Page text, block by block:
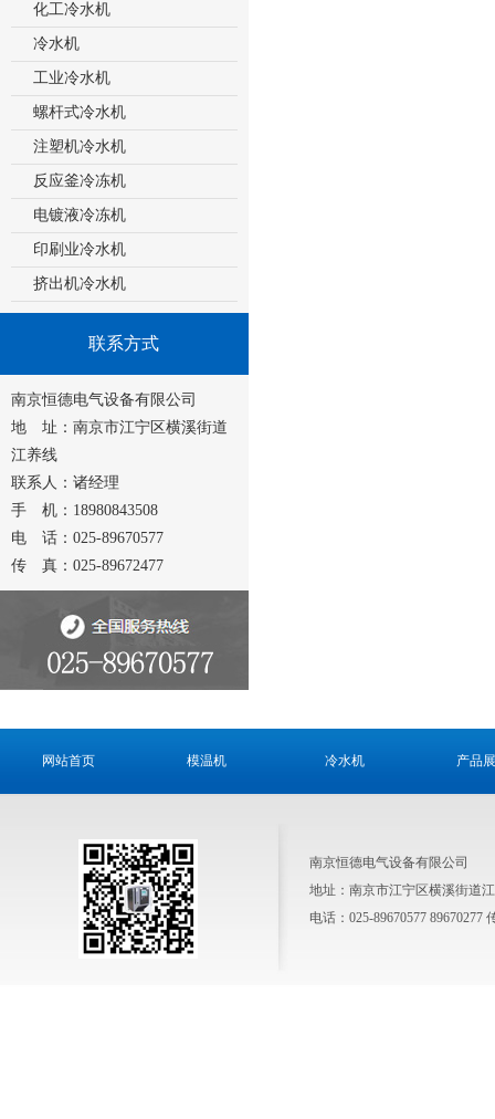
化工冷水机
冷水机
工业冷水机
螺杆式冷水机
注塑机冷水机
反应釜冷冻机
电镀液冷冻机
印刷业冷水机
挤出机冷水机
联系方式
南京恒德电气设备有限公司
地 址：南京市江宁区横溪街道
江养线
联系人：诸经理
手 机：18980843508
电 话：025-89670577
传 真：025-89672477
网站首页 模温机 冷水机 产品
南京恒德电气设备有限公司
地址：南京市江宁区横溪街道
电话：025-89670577 89670277